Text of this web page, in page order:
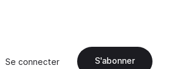
Se connecter S'abonner